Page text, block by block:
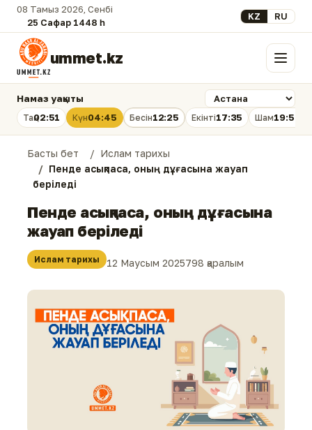
08 Тамыз 2026, Сенбі
25 Сафар 1448 һ.
Select your
KZ RU
ummet.kz Мәзір
Намаз уақыты
Таң02:51 Күн04:45 Бесін12:25 Екінті17:35 Шам19:54
Басты бет
Ислам тарихы
Пенде асықпаса, оның дұғасына жауап
беріледі
Пенде асықпаса, оның дұғасына
жауап беріледі
Ислам тарихы 12 Маусым 2025798 қаралым